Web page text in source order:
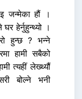
जन्मेका हौं ।
हेर्नुहुन्थ्यो ।
हुन्छ ? भन्ने
हामी सबैको
त्यहीं लेख्थ्यौं
बोल्ने भनी